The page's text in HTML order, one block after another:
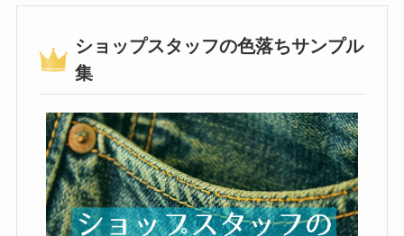
ショップスタッフの色落ちサンプル
集